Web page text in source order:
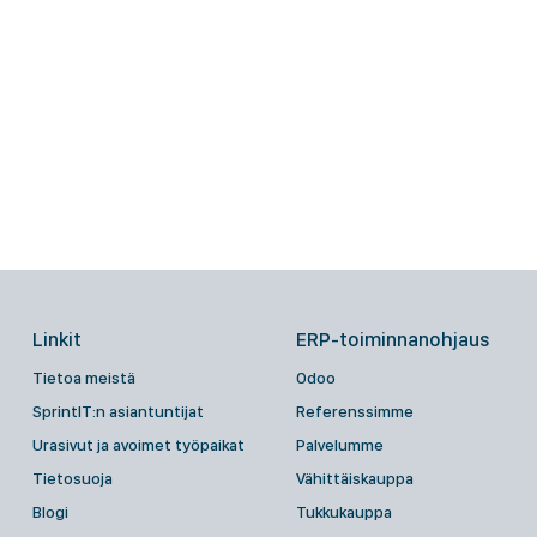
Linkit
Tietoa meistä
SprintIT:n asiantuntijat
Urasivut ja avoimet työpaikat
Tietosuoja
Blogi
ERP-toiminnanohjaus
Odoo
Referenssimme
Palvelumme
Vähittäiskauppa
Tukkukauppa